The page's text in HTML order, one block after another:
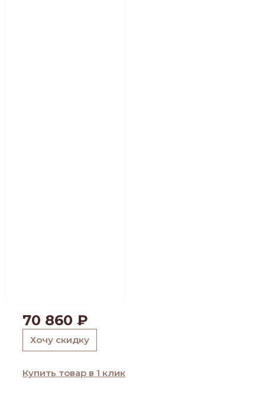
70 860 ₽
Хочу скидку
Купить товар в 1 клик